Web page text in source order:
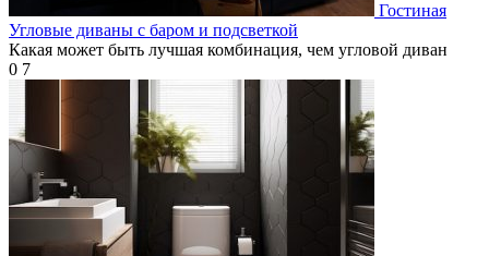
Гостиная
Угловые диваны с баром и подсветкой
Какая может быть лучшая комбинация, чем угловой диван
0 7